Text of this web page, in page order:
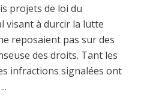
projets de loi du
visant à durcir la lutte
reposaient pas sur des
des droits. Tant les
infractions signalées ont